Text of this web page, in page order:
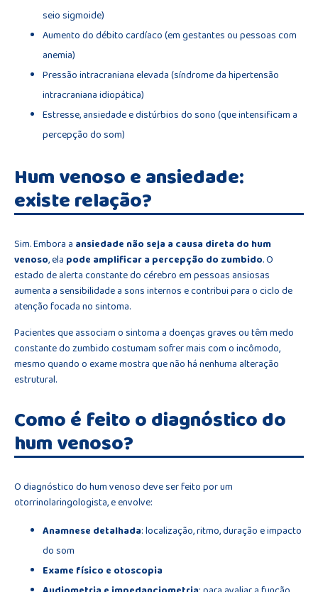
seio sigmoide)
Aumento do débito cardíaco (em gestantes ou pessoas com
anemia)
Pressão intracraniana elevada (síndrome da hipertensão
intracraniana idiopática)
Estresse, ansiedade e distúrbios do sono (que intensificam a
percepção do som)
Hum venoso e ansiedade:
existe relação?
Sim. Embora a ansiedade não seja a causa direta do hum
venoso, ela pode amplificar a percepção do zumbido. O
estado de alerta constante do cérebro em pessoas ansiosas
aumenta a sensibilidade a sons internos e contribui para o ciclo de
atenção focada no sintoma.
Pacientes que associam o sintoma a doenças graves ou têm medo
constante do zumbido costumam sofrer mais com o incômodo,
mesmo quando o exame mostra que não há nenhuma alteração
estrutural.
Como é feito o diagnóstico do
hum venoso?
O diagnóstico do hum venoso deve ser feito por um
otorrinolaringologista, e envolve:
Anamnese detalhada: localização, ritmo, duração e impacto
do som
Exame físico e otoscopia